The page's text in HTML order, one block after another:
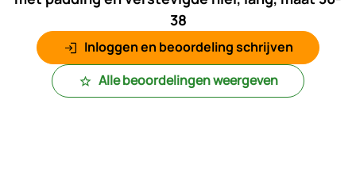
38
Inloggen en beoordeling schrijven
Alle beoordelingen weergeven